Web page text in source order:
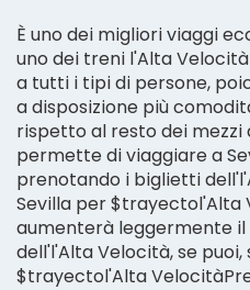
È uno dei migliori viaggi
uno dei treni l'Alta
a tutti i tipi di persone,
a disposizione più
rispetto al resto dei
permette di viaggiare a
prenotando i biglietti
Sevilla per $trayectol'Alta
aumenterà leggermente
dell'l'Alta Velocità, se
$trayectol'Alta